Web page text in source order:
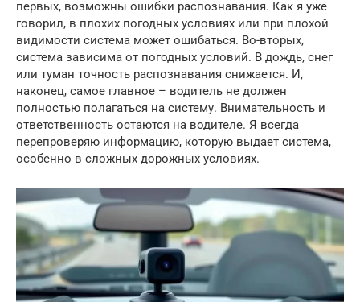
первых, возможны ошибки распознавания. Как я уже
говорил, в плохих погодных условиях или при плохой
видимости система может ошибаться. Во-вторых,
система зависима от погодных условий. В дождь, снег
или туман точность распознавания снижается. И,
наконец, самое главное – водитель не должен
полностью полагаться на систему. Внимательность и
ответственность остаются на водителе. Я всегда
перепроверяю информацию, которую выдает система,
особенно в сложных дорожных условиях.